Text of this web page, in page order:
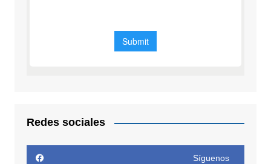
Redes sociales
Síguenos